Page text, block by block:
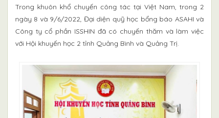
Trong khuôn khổ chuyến công tác tại Việt Nam, trong 2
ngày 8 và 9/6/2022, Đại diện quỹ học bổng báo ASAHI và
Công ty cổ phần ISSHIN đã có chuyến thăm và làm việc
với Hội khuyến học 2 tỉnh Quảng Bình và Quảng Trị.